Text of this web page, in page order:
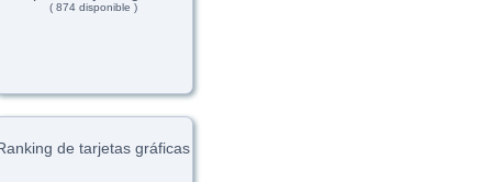
( 874 disponible )
de tarjetas gráficas